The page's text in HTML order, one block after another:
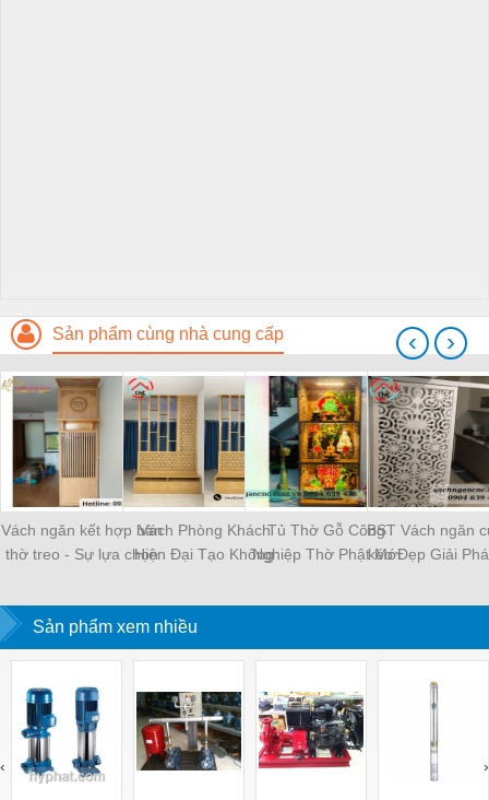
Sản phẩm cùng nhà cung cấp
Vách ngăn kết hợp bàn
thờ treo - Sự lựa chọn
gian sống
Vách Phòng Khách
Hiện Đại Tạo Không
Tiện Nghi
Tủ Thờ Gỗ Công
Nghiệp Thờ Phật Mới
BST Vách ngăn
kéo Đẹp Giải
‹ ›
Sản phẩm xem nhiều
‹ ›